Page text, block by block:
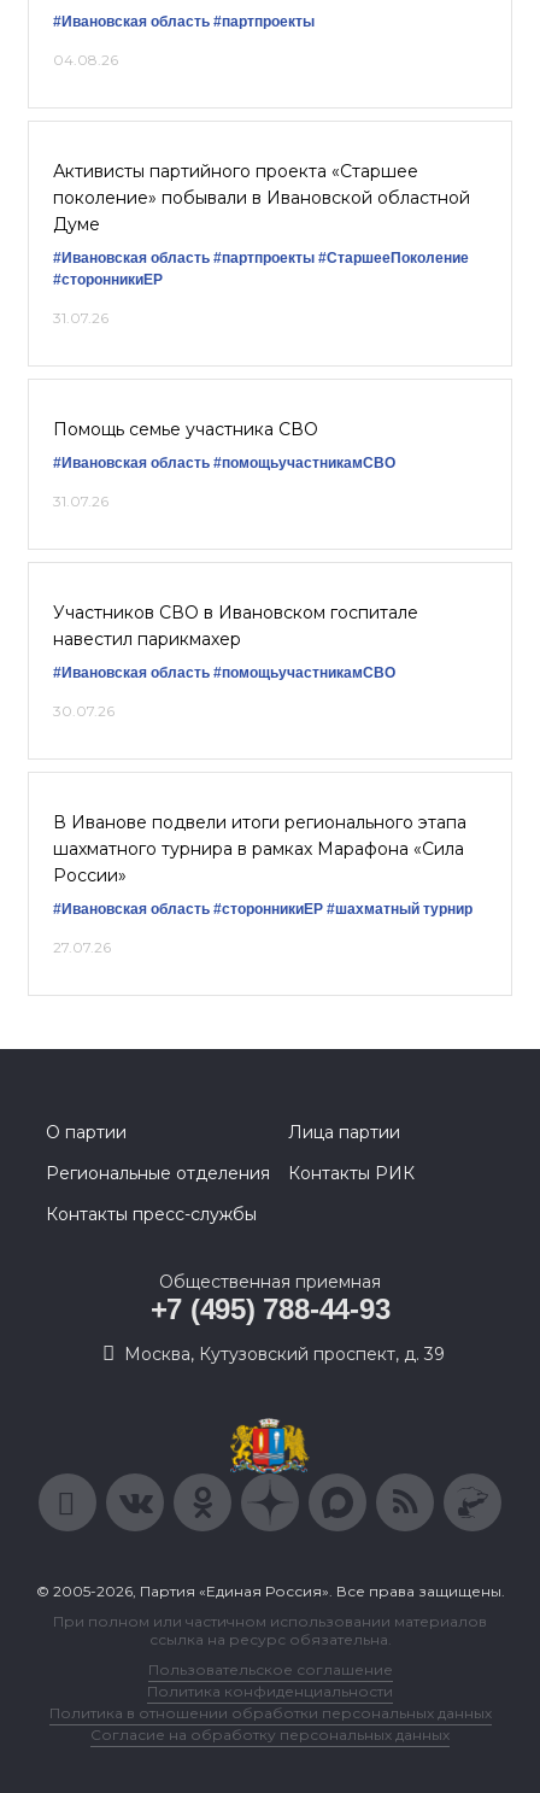
#Ивановская область #партпроекты
04.08.26
Активисты партийного проекта «Старшее
поколение» побывали в Ивановской областной
Думе
#Ивановская область #партпроекты #СтаршееПоколение
#сторонникиЕР
31.07.26
Помощь семье участника СВО
#Ивановская область #помощьучастникамСВО
31.07.26
Участников СВО в Ивановском госпитале
навестил парикмахер
#Ивановская область #помощьучастникамСВО
30.07.26
В Иванове подвели итоги регионального этапа
шахматного турнира в рамках Марафона «Сила
России»
#Ивановская область #сторонникиЕР #шахматный турнир
27.07.26
О партии
Лица партии
Региональные отделения
Контакты РИК
Контакты пресс-службы
Общественная приемная
+7 (495) 788-44-93
Москва, Кутузовский проспект, д. 39
© 2005-2026, Партия «Единая Россия». Все права защищены.
При полном или частичном использовании материалов
ссылка на ресурс обязательна.
Пользовательское соглашение
Политика конфиденциальности
Политика в отношении обработки персональных данных
Согласие на обработку персональных данных